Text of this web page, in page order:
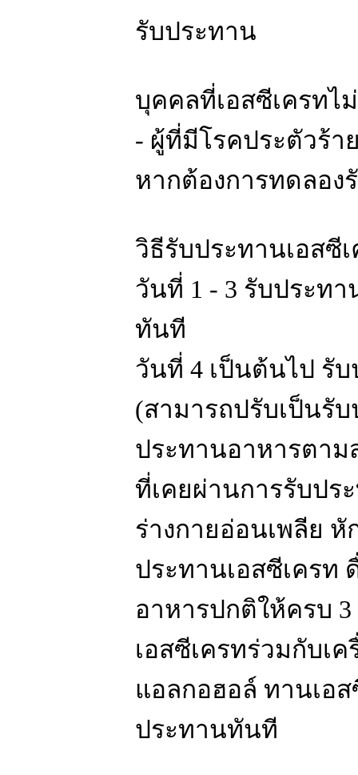
รับประทาน
บุคคลที่เอสซีเครทไ
- ผู้ที่มีโรคประตัวร้า
หากต้องการทดลอ
วิธีรับประทานเอสซี
วันที่ 1 - 3 รับประท
ทันที
วันที่ 4 เป็นต้นไป รั
(สามารถปรับเป็นรั
ประทานอาหารตาม
ที่เคยผ่านการรับปร
ร่างกายอ่อนเพลีย
ประทานเอสซีเครท
อาหารปกติให้ครบ
เอสซีเครทร่วมกับเ
แอลกอฮอล์ ทานเอ
ประทานทันที